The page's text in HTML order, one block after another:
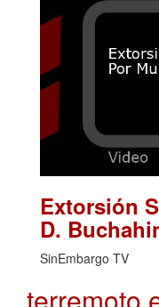
Extorsión
D.
SinEmbargo TV